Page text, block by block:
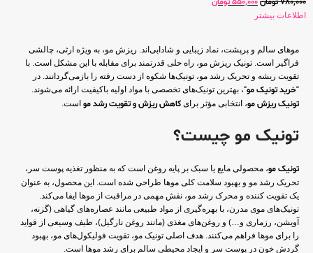
اطلاعات بیشتر
موهای سالم و پرپشت، نماد زیبایی و شادابی‌اند. ریزش مو، به ویژه ارثی، چالشی
فراگیر است. تونیک ریزش مو، راه حلی قدرتمند برای مقابله با این مشکل است. با
تقویت ریشه و تحریک رشد مو، تونیک‌ها شکوه از دست رفته را بازمی‌گردانند. در
“خرید تونیک مو“، بهترین تونیک‌های تخصصی با مواد اولیه باکیفیت ارائه می‌شوند.
تونیک ریزش مو، انتخابی مؤثر برای کاهش ریزش و تقویت رشد مو است.
تونیک مو چیست؟
تونیک مو، محصولی مایع یا سبک بر پایه روغن است که به منظور تغذیه پوست سر،
تحریک رشد مو و بهبود سلامت کلی موها طراحی شده است. این محصول، به عنوان
یک تقویت کننده و محرک رشد مو، نقش مهمی در مراقبت از موها ایفا می‌کند.
تونیک‌های موی مدرن، با بهره‌گیری از مواد طبیعی مانند عصاره‌های گیاهی (گزنه،
آویشن، رزماری و…) و روغن‌های مغذی (مانند روغن نارگیل)، طیف وسیعی از فواید
را برای موها فراهم می‌کنند. هدف اصلی تونیک مو، تقویت فولیکول‌های مو، بهبود
گردش خون در پوست سر و ایجاد محیطی سالم برای رشد موها است.